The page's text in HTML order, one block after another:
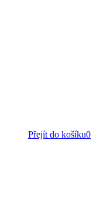
Přejít do košíku0